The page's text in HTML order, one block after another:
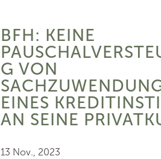
BFH: KEINE
G VON
EINES
AN SEINE
13 Nov., 2023